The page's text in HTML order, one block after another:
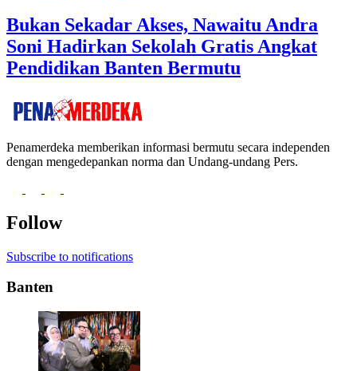
Bukan Sekadar Akses, Nawaitu Andra
Soni Hadirkan Sekolah Gratis Angkat
Pendidikan Banten Bermutu
Penamerdeka memberikan informasi bermutu secara independen
dengan mengedepankan norma dan Undang-undang Pers.
Follow
Subscribe to notifications
Banten